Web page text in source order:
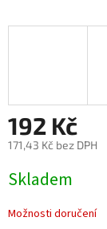
192 Kč
171,43 Kč bez DPH
cena:
Skladem
Možnosti doručení